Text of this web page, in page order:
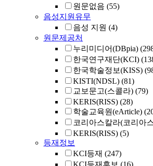
원문없음 (55)
음성지원유무
음성 지원 (4)
원문제공처
누리미디어(DBpia)
한국연구재단(KCI)
한국학술정보(KISS)
KISTI(NDSL) (81)
교보문고(스콜라) (79)
KERIS(RISS) (28)
학술교육원(eArticle)
코리아스칼라(코리아
KERIS(RISS) (5)
등재정보
KCI등재 (247)
KCI등재후보 (16)